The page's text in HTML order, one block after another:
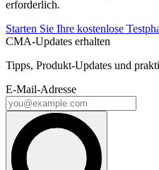
erforderlich.
Starten Sie Ihre kostenlose
CMA-Updates erhalten
Tipps, Produkt-Updates und
E-Mail-Adresse